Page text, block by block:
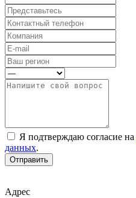
Я подтверждаю согласие на
данных.
Отправить
Адрес